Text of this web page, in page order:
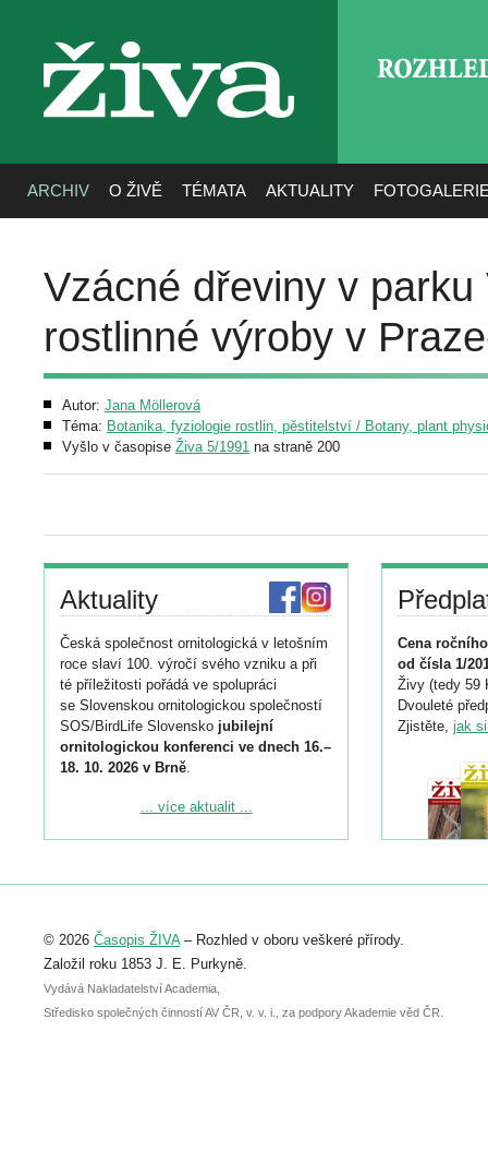
živa
ARCHIV O ŽIVĚ TÉMATA AKTUALITY
Vzácné dřeviny v
rostlinné výroby v
Autor: Jana Möllerová
Téma: Botanika, fyziologie rostlin, pěstitelství / Botany, plant
Vyšlo v časopise Živa 5/1991 na straně 200
Aktuality
Česká společnost ornitologická v letošním
roce slaví 100. výročí svého vzniku a při
té příležitosti pořádá ve spolupráci
se Slovenskou ornitologickou společností
SOS/BirdLife Slovensko jubilejní
ornitologickou konferenci ve dnech 16.–
18. 10. 2026 v Brně.
Podrobnější informace ke konferenci
Registrovat se můžete do 6. září.
abstraktu přihlášené přednášky nebo
posteru je už 30. června.
... více aktualit ...
Cena
od čísla 1/
Živy (tedy 59
Dvouleté
Zjistěte, jak
© 2026 Časopis ŽIVA– Rozhled v oboru veškeré přírody.
Založil roku 1853 J. E. Purkyně.
Vydává Nakladatelství Academia,
Středisko společných činností AV ČR, v. v. i., za podpory Akademie věd ČR.